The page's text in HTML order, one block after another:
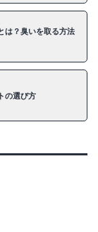
は？臭いを取る方法
の選び方